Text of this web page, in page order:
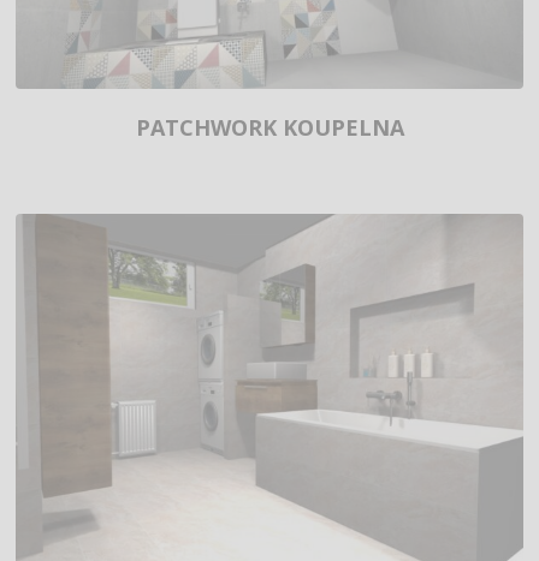
PATCHWORK KOUPELNA